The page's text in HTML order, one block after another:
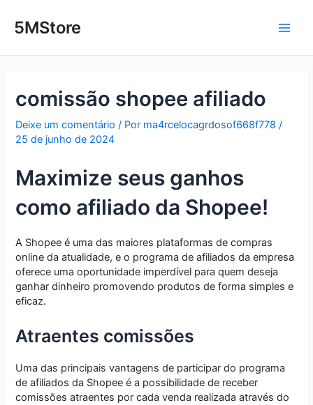
para5MStore
comissão shopee afiliado
Deixe um comentário / Por ma4rcelocagrdosof668f778/
25 de junho de 2024
Maximize seus ganhos
como afiliado da Shopee!
A Shopee é uma das maiores plataformas de compras
online da atualidade, e o programa de afiliados da empresa
oferece uma oportunidade imperdível para quem deseja
ganhar dinheiro promovendo produtos de forma simples e
eficaz.
Atraentes comissões
Uma das principais vantagens de participar do programa
de afiliados da Shopee é a possibilidade de receber
comissões atraentes por cada venda realizada através do
navigation